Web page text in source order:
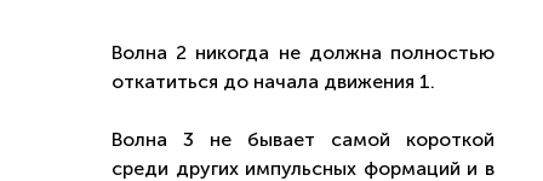
Волна 2 никогда не должна полностью
откатиться до начала движения 1.
Волна 3 не бывает самой короткой
среди других импульсных формаций и в